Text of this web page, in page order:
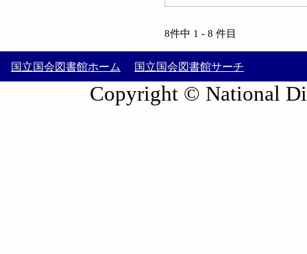
8件中 1 - 8 件目
国立国会図書館ホーム 国立国会図書館サーチ
Copyright © National